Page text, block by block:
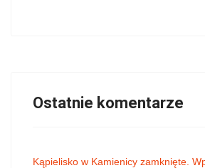
Ostatnie komentarze
Kąpielisko w Kamienicy zamknięte.